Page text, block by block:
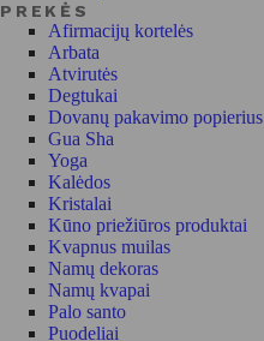
PREKĖS
Afirmacijų kortelės
Arbata
Atvirutės
Degtukai
Dovanų pakavimo popierius
Gua Sha
Yoga
Kalėdos
Kristalai
Kūno priežiūros produktai
Kvapnus muilas
Namų dekoras
Namų kvapai
Palo santo
Puodeliai